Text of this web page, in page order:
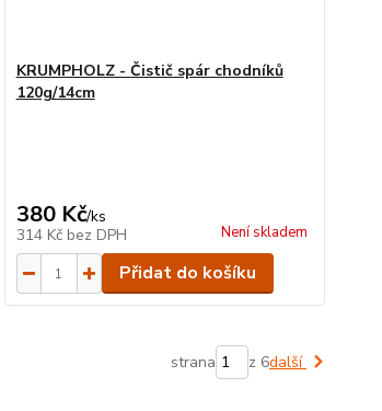
KRUMPHOLZ - Čistič spár chodníků
120g/14cm
380 Kč/ks
314 Kč bez DPH Není skladem
Přidat do košíku
strana z 6další